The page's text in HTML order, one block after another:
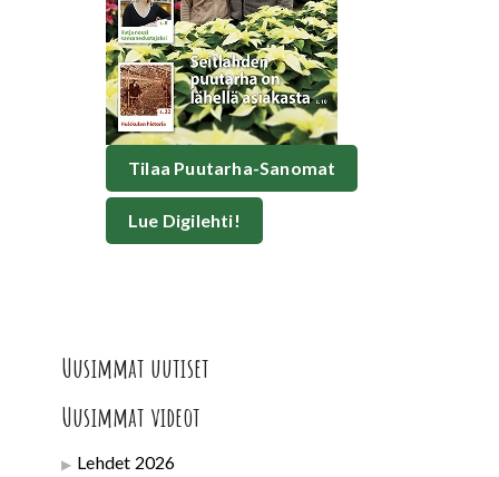
Tilaa Puutarha-Sanomat
Lue Digilehti!
Uusimmat uutiset
Uusimmat videot
Lehdet 2026